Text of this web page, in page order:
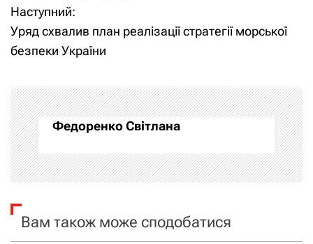
в
і
а
ц
і
Наступний:
Уряд схвалив план реалізації стратегії морської
безпеки України
Федоренко Світлана
Вам також може сподобатися